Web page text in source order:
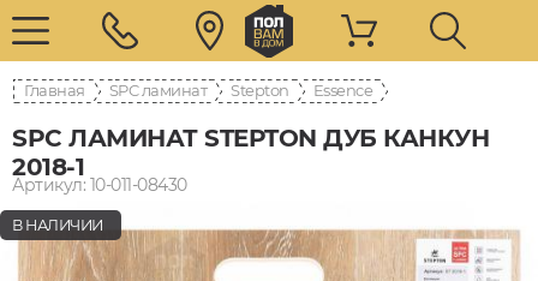
Главная SPC ламинат Stepton Essence
SPC ЛАМИНАТ STEPTON ДУБ КАНКУН
2018-1
Артикул: 10-011-08430
В НАЛИЧИИ